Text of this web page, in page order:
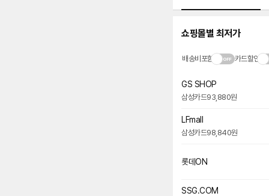
쇼핑몰별 최저가
배송비포함 카드할인
GS SHOP
삼성카드93,880원
LFmall
삼성카드98,840원
롯데ON
SSG.COM